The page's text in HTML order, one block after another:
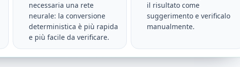
necessaria una rete
neurale: la conversione
deterministica è più rapida
e più facile da verificare.
il risultato come
suggerimento e verificalo
manualmente.